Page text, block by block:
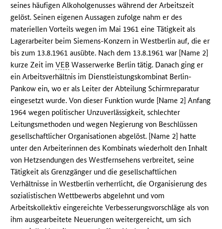
seines häufigen Alkoholgenusses während der Arbeitszeit
gelöst. Seinen eigenen Aussagen zufolge nahm er des
materiellen Vorteils wegen im Mai 1961 eine Tätigkeit als
Lagerarbeiter beim Siemens-Konzern in Westberlin auf, die er
bis zum 13.8.1961 ausübte. Nach dem 13.8.1961 war [Name 2]
kurze Zeit imVEB Wasserwerke Berlin tätig. Danach ging er
ein Arbeitsverhältnis im Dienstleistungskombinat Berlin-
Pankow ein, wo er als Leiter der Abteilung Schirmreparatur
eingesetzt wurde. Von dieser Funktion wurde [Name 2] Anfang
1964 wegen politischer Unzuverlässigkeit, schlechter
Leitungsmethoden und wegen Negierung von Beschlüssen
gesellschaftlicher Organisationen abgelöst. [Name 2] hatte
unter den Arbeiterinnen des Kombinats wiederholt den Inhalt
von Hetzsendungen des Westfernsehens verbreitet, seine
Tätigkeit als Grenzgänger und die gesellschaftlichen
Verhältnisse in Westberlin verherrlicht, die Organisierung des
sozialistischen Wettbewerbs abgelehnt und vom
Arbeitskollektiv eingereichte Verbesserungsvorschläge als von
ihm ausgearbeitete Neuerungen weitergereicht, um sich